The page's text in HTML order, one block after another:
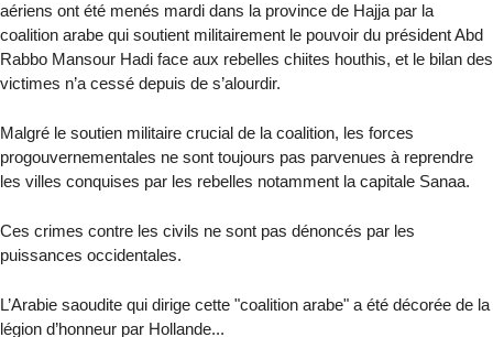
aériens ont été menés mardi dans la province de Hajja par la
coalition arabe qui soutient militairement le pouvoir du président Abd
Rabbo Mansour Hadi face aux rebelles chiites houthis, et le bilan des
victimes n’a cessé depuis de s’alourdir.
Malgré le soutien militaire crucial de la coalition, les forces
progouvernementales ne sont toujours pas parvenues à reprendre
les villes conquises par les rebelles notamment la capitale Sanaa.
Ces crimes contre les civils ne sont pas dénoncés par les
puissances occidentales.
L’Arabie saoudite qui dirige cette "coalition arabe" a été décorée de la
légion d’honneur par Hollande...